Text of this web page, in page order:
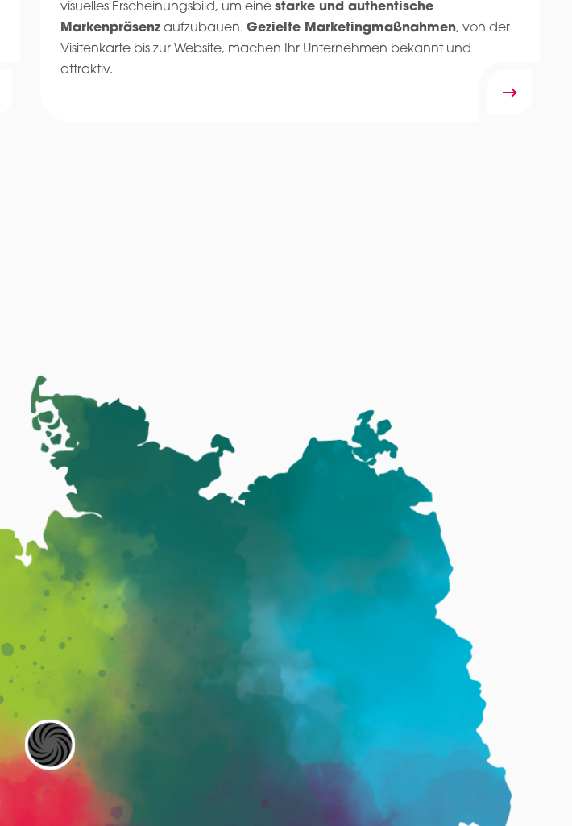
visuelles Erscheinungsbild, um einestarke und authentische
Markenpräsenz aufzubauen.Gezielte Marketingmaßnahmen, von der
Visitenkarte bis zur Website, machen Ihr Unternehmen bekannt und
attraktiv.